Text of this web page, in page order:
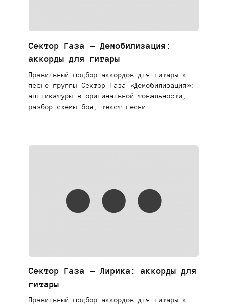
Сектор Газа — Демобилизация:
аккорды для гитары
Правильный подбор аккордов для гитары к
песне группы Сектор Газа «Демобилизация»:
аппликатуры в оригинальной тональности,
разбор схемы боя, текст песни.
Сектор Газа — Лирика: аккорды для
гитары
Правильный подбор аккордов для гитары к